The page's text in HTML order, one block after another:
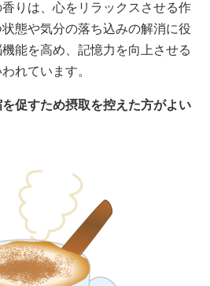
りは、心をリラックスさせる作
態や気分の落ち込みの解消に役
能を高め、記憶力を向上させる
れています。
促すため摂取を控えた方がよい